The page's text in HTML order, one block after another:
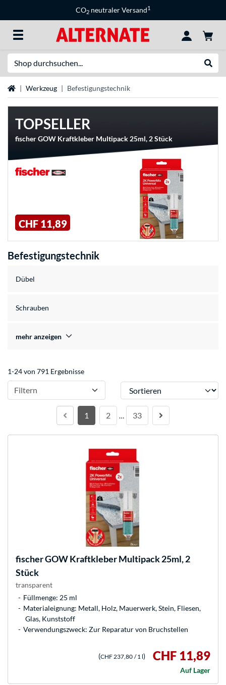
CO2 neutraler Versand1
StartseiteWerkzeug Befestigungstechnik
TOPSELLER
fischer GOW Kraftkleber Multipack 25ml, 2 Stück
CHF 11,89
Befestigungstechnik
Dübel
Schrauben
mehr anzeigen
1-24 von 791 Ergebnisse
Filtern Sortieren
1 2 … 33
fischerGOW Kraftkleber Multipack 25ml, 2
Stück
transparent
Füllmenge: 25 ml
Materialeignung: Metall, Holz, Mauerwerk, Stein, Fliesen,
Glas, Kunststoff
Verwendungszweck: Zur Reparatur von Bruchstellen
(CHF 237,80 / 1 l) CHF 11,89
Auf Lager